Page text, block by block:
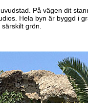
På vägen dit
Hela byn är byggd i
grön.